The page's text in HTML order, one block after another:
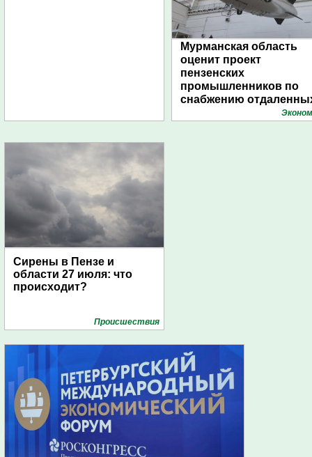
Мурманская область
оценит проект
пензенских
промышленников по
снабжению
поселений с помощью
Сирены в Пензе и
области 27 июля: что
происходит?
Проиcшествия